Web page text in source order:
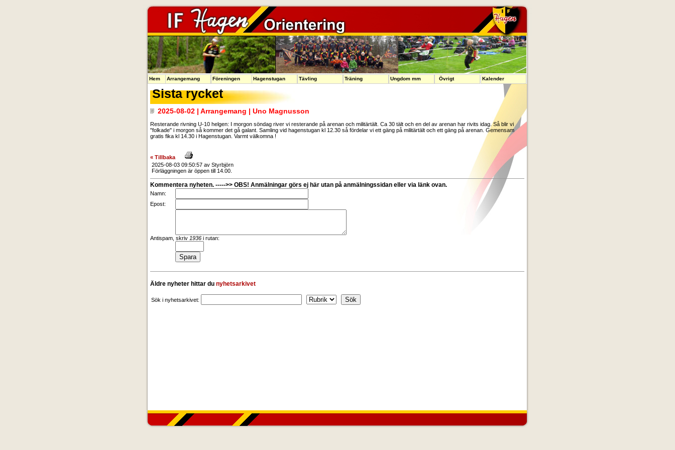
Sista rycket
2025-08-02 | Arrangemang | Uno Magnusson
Resterande rivning U-10 helgen: I morgon söndag river vi resterande på arenan och militärtält. Ca 30 tält och en del av arenan har rivits idag. Så blir vi
"folkade" i morgon så kommer det gå galant. Samling vid hagenstugan kl 12.30 så fördelar vi ett gäng på militärtält och ett gäng på arenan. Gemensam
gratis fika kl 14.30 i Hagenstugan. Varmt välkomna !
« Tillbaka
2025-08-03 09:50:57 av Styrbjörn
Förläggningen är öppen till 14.00.
Kommentera nyheten. ----->> OBS! Anmälningar görs ej här utan på anmälningssidan eller via länk ovan.
Namn:
Epost:
Antispam, skriv 1936 i rutan:
Äldre nyheter hittar du nyhetsarkivet
Sök i nyhetsarkivet:
Hem Arrangemang Föreningen Hagenstugan Tävling Träning Ungdom mm Övrigt Kalender